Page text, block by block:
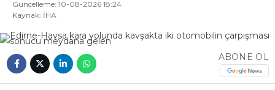
Güncelleme: 10-08-2026 18:24
Kaynak: İHA
ABONE OL